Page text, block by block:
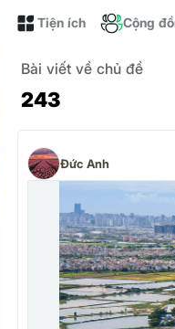
Tiện ích
Cộng
Bài viết về chủ đề
243
Đức Anh